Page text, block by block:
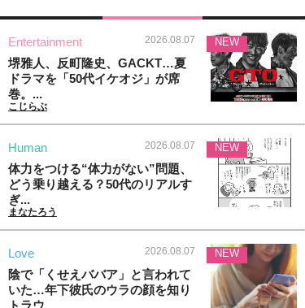
Entertainment 2026.08.07
堺雅人、反町隆史、GACKT…夏
ドラマを「50代イケオジ」が席
巻。...
こじらぶ
NEW
Human 2026.08.07
体力をつける“体力がない”問題、
どう乗り越える？50代のリアルす
ぎ...
まなたろう
NEW
Love 2026.08.07
陰で「くせえババア」と言われて
いた…年下彼氏のウラの顔を知り
NEW